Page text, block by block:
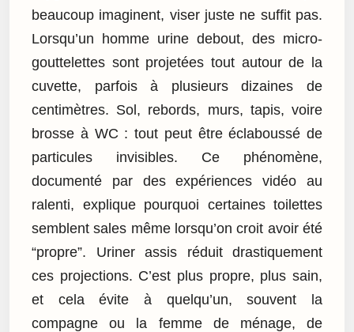
beaucoup imaginent, viser juste ne suffit pas.
Lorsqu’un homme urine debout, des micro-
gouttelettes sont projetées tout autour de la
cuvette, parfois à plusieurs dizaines de
centimètres. Sol, rebords, murs, tapis, voire
brosse à WC : tout peut être éclaboussé de
particules invisibles. Ce phénomène,
documenté par des expériences vidéo au
ralenti, explique pourquoi certaines toilettes
semblent sales même lorsqu’on croit avoir été
“propre”. Uriner assis réduit drastiquement
ces projections. C’est plus propre, plus sain,
et cela évite à quelqu’un, souvent la
compagne ou la femme de ménage, de